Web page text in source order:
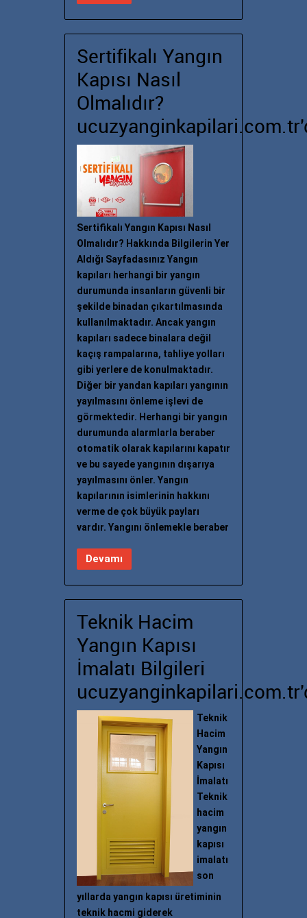
Sertifikalı Yangın
Kapısı Nasıl
Olmalıdır?
Sertifikalı Yangın Kapısı Nasıl
Olmalıdır? Hakkında Bilgilerin Yer
Aldığı Sayfadasınız Yangın
kapıları herhangi bir yangın
durumunda insanların güvenli bir
şekilde binadan çıkartılmasında
kullanılmaktadır. Ancak yangın
kapıları sadece binalara değil
kaçış rampalarına, tahliye yolları
gibi yerlere de konulmaktadır.
Diğer bir yandan kapıları yangının
yayılmasını önleme işlevi de
görmektedir. Herhangi bir yangın
durumunda alarmlarla beraber
otomatik olarak kapılarını kapatır
ve bu sayede yangının dışarıya
yayılmasını önler. Yangın
kapılarının isimlerinin hakkını
verme de çok büyük payları
vardır. Yangını önlemekle beraber
Devamı
Teknik Hacim
Yangın Kapısı
İmalatı Bilgileri
Teknik
Hacim
Yangın
Kapısı
İmalatı
Teknik
hacim
yangın
kapısı
imalatı
son
yıllarda yangın kapısı üretiminin
teknik hacmi giderek